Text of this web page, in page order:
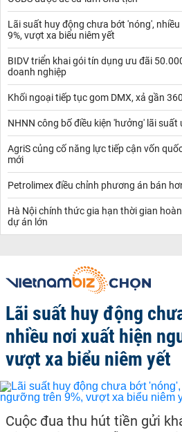
Lãi suất huy động chưa bớt 'nóng',
9%, vượt xa biểu niêm yết
BIDV triển khai gói tín dụng ưu đãi
doanh nghiệp
Khối ngoại tiếp tục gom DMX, xả gần
NHNN công bố điều kiện 'hưởng' lãi
AgriS củng cố năng lực tiếp cận vốn
mới
Petrolimex điều chỉnh phương án bán
Hà Nội chính thức gia hạn thời gian
dự án lớn
Lãi suất huy động
nhiều nơi xuất hiện
vượt xa biểu niêm yết
Cuộc đua thu hút tiền gửi